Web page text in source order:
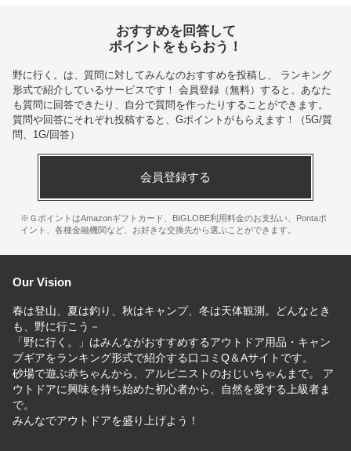
おすすめを回答して
ポイントをもらおう！
野に行く。 は、質問に対してみんなのおすすめを投稿し、 ランキング
形式で紹介しているサービスです！ 会員登録（無料）すると、あなた
も質問に回答できたり、自分で質問を作ったりすることができます。
質問や回答にそれぞれ投稿すると、Gポイントがもらえます！
（5G/質
問、1G/回答）
会員登録する
※ＧポイントはAmazonギフトカード、BIGLOBE利用料金のお支払い、Pontaポ
イント、各種金融機関など、お好きな交換先から選ぶことができます。
Our Vision
春は登山、夏は釣り、秋はキャンプ、冬は天体観測。どんなとき
も、野に行こう－
「野に行く。」はみんながおすすめするアウトドア用品・キャン
プギアをランキング形式で紹介する口コミQ＆Aサイトです。
砂場で遊ぶ赤ちゃんから、アルピニストのおじいちゃんまで。 ア
ウトドアに興味を持ち始めた初心者から、自然を愛する上級者ま
で。
みんなでアウトドアを盛り上げよう！